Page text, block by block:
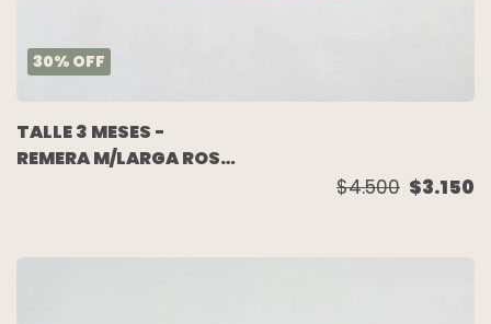
30% OFF
TALLE 3 MESES -
REMERA M/LARGA ROSA
$4.500 $3.150